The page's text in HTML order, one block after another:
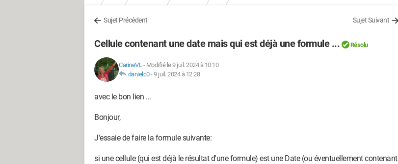
Sujet Précédent Sujet Suivant
Cellule contenant une date mais qui est déjà une formule ... Résolu
CarineVL- Modifié le 9 juil. 2024 à 10:10
danielc0-9 juil. 2024 à 12:28
avec le bon lien ...
Bonjour,
J'essaie de faire la formule suivante:
si une cellule (qui est déjà le résultat d'une formule) est une Date (ou éventuellement contenant